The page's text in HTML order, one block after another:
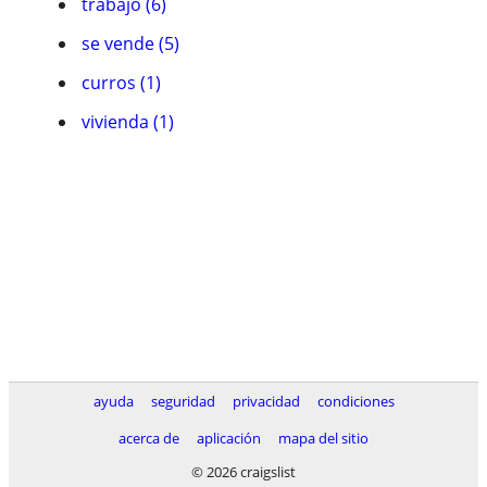
se vende (5)
curros (1)
vivienda (1)
ayuda seguridad privacidad
condiciones
acerca de
aplicación
mapa del sitio
© 2026 craigslist